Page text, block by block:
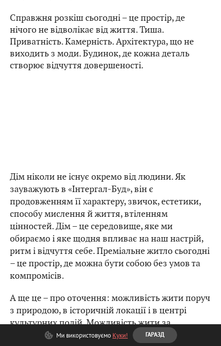
Справжня розкіш сьогодні – це простір, де
нічого не відволікає від життя. Тиша.
Приватність. Камерність. Архітектура, що не
виходить з моди. Будинок, де кожна деталь
створює відчуття довершеності.
Дім ніколи не існує окремо від людини. Як
зауважують в «Інтергал-Буд», він є
продовженням її характеру, звичок, естетики,
способу мислення й життя, втіленням
цінностей. Дім – це середовище, яке ми
обираємо і яке щодня впливає на наш настрій,
ритм і відчуття себе. Преміальне житло сьогодні
– це простір, де можна бути собою без умов та
компромісів.
А ще це – про оточення: можливість жити поруч
з природою, в історичній локації і в центрі
культурних подій. Можливість жити за
власними правилами – це житло в клубних
Ми використовуємо Куки! ГАРАЗД